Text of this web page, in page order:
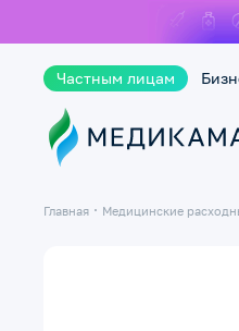
Частным лицам
Главная Медицинские